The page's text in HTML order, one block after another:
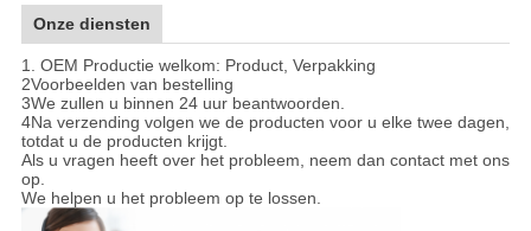
Onze diensten
1. OEM Productie welkom: Product, Verpakking
2Voorbeelden van bestelling
3We zullen u binnen 24 uur beantwoorden.
4Na verzending volgen we de producten voor u elke twee dagen,
totdat u de producten krijgt.
Als u vragen heeft over het probleem, neem dan contact met ons
op.
We helpen u het probleem op te lossen.